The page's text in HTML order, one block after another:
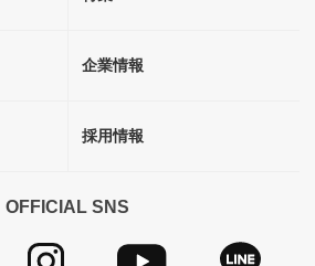
企業情報
採用情報
OFFICIAL SNS